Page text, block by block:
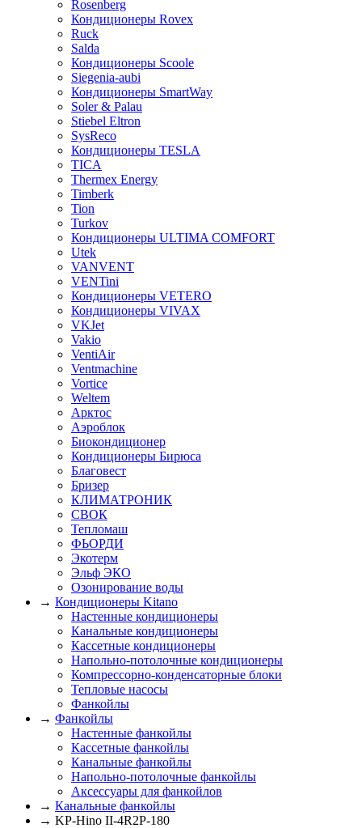
Rosenberg
Кондиционеры Rovex
Ruck
Salda
Кондиционеры Scoole
Siegenia-aubi
Кондиционеры SmartWay
Soler & Palau
Stiebel Eltron
SysReco
Кондиционеры TESLA
TICA
Thermex Energy
Timberk
Tion
Turkov
Кондиционеры ULTIMA COMFORT
Utek
VANVENT
VENTini
Кондиционеры VETERO
Кондиционеры VIVAX
VKJet
Vakio
VentiAir
Ventmachine
Vortice
Weltem
Арктос
Аэроблок
Биокондиционер
Кондиционеры Бирюса
Благовест
Бризер
КЛИМАТРОНИК
СВОК
Тепломаш
ФЬОРДИ
Экотерм
Эльф ЭКО
Озонирование воды
→ Кондиционеры Kitano
Настенные кондиционеры
Канальные кондиционеры
Кассетные кондиционеры
Напольно-потолочные кондиционеры
Компрессорно-конденсаторные блоки
Тепловые насосы
Фанкойлы
→ Фанкойлы
Настенные фанкойлы
Кассетные фанкойлы
Канальные фанкойлы
Напольно-потолочные фанкойлы
Аксессуары для фанкойлов
→ Канальные фанкойлы
→ KP-Hino II-4R2P-180